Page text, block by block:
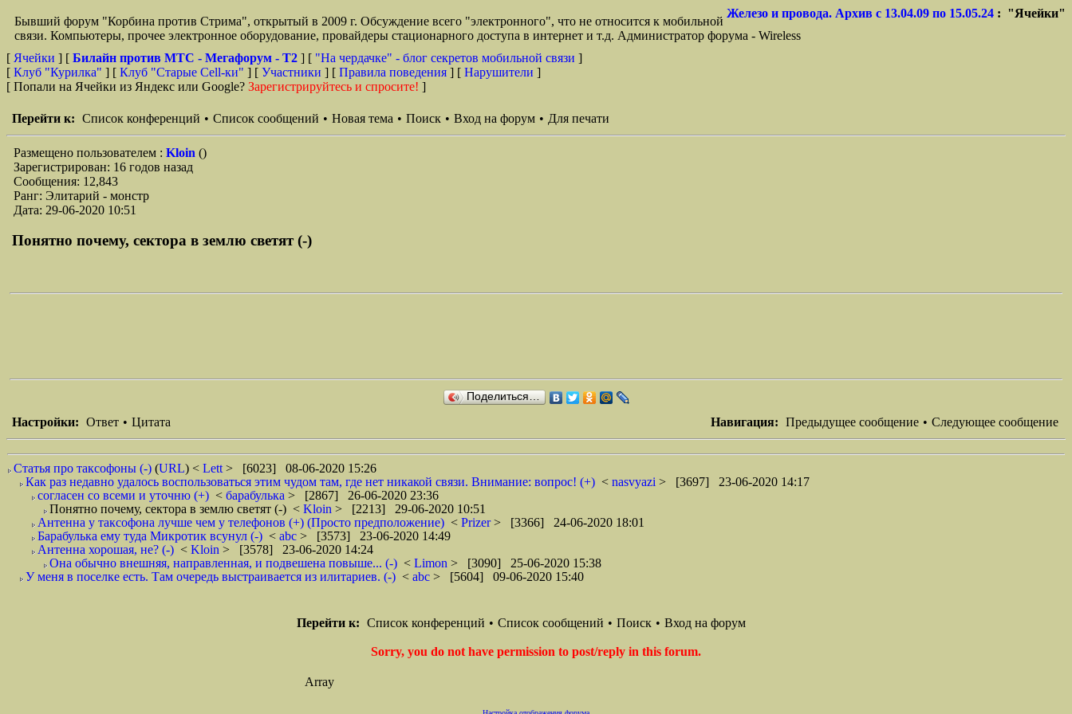
Железо и провода. Архив с 13.04.09 по 15.05.24 : "Ячейки"
Бывший форум "Корбина против Стрима", открытый в 2009 г. Обсуждение всего "электронного", что не относится к мобильной
связи. Компьютеры, прочее электронное оборудование, провайдеры стационарного доступа в интернет и т.д. Администратор форума - Wireless
[ Ячейки ] [ Билайн против МТС - Мегафорум - T2 ] [ "На чердачке" - блог секретов мобильной связи ]
[ Клуб "Курилка" ] [ Клуб "Старые Сell-ки" ] [ Участники ] [ Правила поведения ] [ Нарушители ]
[ Попали на Ячейки из Яндекс или Google? Зарегистрируйтесь и спросите! ]
Перейти к: Список конференций • Список сообщений • Новая тема • Поиск • Вход на форум • Для печати
Размещено пользователем : Kloin ()
Зарегистрирован: 16 годов назад
Сообщения: 12,843
Ранг: Элитарий - монстр
Дата: 29-06-2020 10:51
Понятно почему, сектора в землю светят (-)
Поделиться…
Навигация: Предыдущее сообщение • Следующее сообщение
Настройки: Ответ • Цитата
Статья про таксофоны (-) (URL) < Lett > [6023] 08-06-2020 15:26
Как раз недавно удалось воспользоваться этим чудом там, где нет никакой связи. Внимание: вопрос! (+) < nasvyazi > [3697] 23-06-2020 14:17
согласен со всеми и уточню (+) < барабулька > [2867] 26-06-2020 23:36
Понятно почему, сектора в землю светят (-) < Kloin > [2213] 29-06-2020 10:51
Антенна у таксофона лучше чем у телефонов (+) (Просто предположение) < Prizer> [3366] 24-06-2020 18:01
Барабулька ему туда Микротик всунул (-) < abc > [3573] 23-06-2020 14:49
Антенна хорошая, не? (-) < Kloin > [3578] 23-06-2020 14:24
Она обычно внешняя, направленная, и подвешена повыше... (-) < Limon > [3090] 25-06-2020 15:38
У меня в поселке есть. Там очередь выстраивается из илитариев. (-) < abc > [5604] 09-06-2020 15:40
Перейти к: Список конференций • Список сообщений • Поиск • Вход на форум
Sorry, you do not have permission to post/reply in this forum.
Array